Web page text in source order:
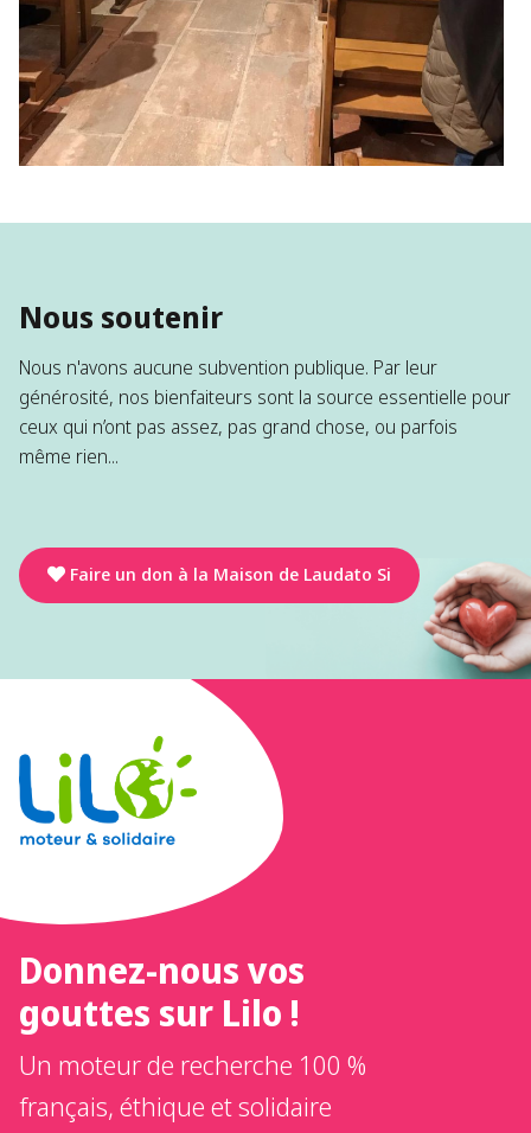
Nous soutenir
Nous n'avons aucune subvention publique. Par leur
générosité, nos bienfaiteurs sont la source essentielle pour
ceux qui n’ont pas assez, pas grand chose, ou parfois
même rien...
Faire un don à la Maison de Laudato Si
Donnez-nous vos
gouttes sur Lilo !
Un moteur de recherche 100 %
français, éthique et solidaire